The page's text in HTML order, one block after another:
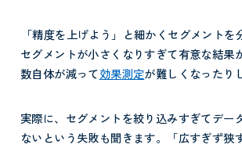
「精度を上げよう」と細かくセグメント
セグメントが小さくなりすぎて有意な結果
数自体が減って効果測定が難しくなったり
実際に、セグメントを絞り込みすぎてデー
ないという失敗も聞きます。「広すぎず狭